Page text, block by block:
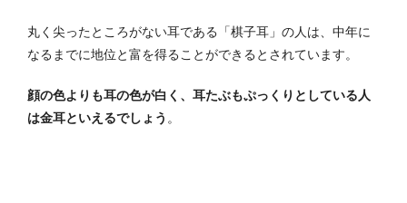
丸く尖ったところがない耳である「棋子耳」の人は、中年に
なるまでに地位と富を得ることができるとされています。
顔の色よりも耳の色が白く、耳たぶもぷっくりとしている人
は金耳といえるでしょう 。